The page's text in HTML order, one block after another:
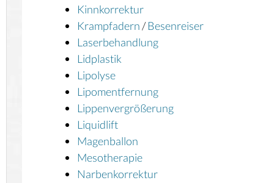
Kinnkorrektur
Krampfadern/Besenreiser
Laserbehandlung
Lidplastik
Lipolyse
Lipomentfernung
Lippenvergrößerung
Liquidlift
Magenballon
Mesotherapie
Narbenkorrektur